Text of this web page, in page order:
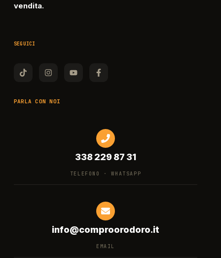
vendita.
SEGUICI
PARLA CON NOI
338 229 87 31
TELEFONO · WHATSAPP
info@comproorodoro.it
EMAIL